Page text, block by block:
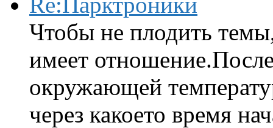
Чтобы не плодить
имеет
окружающей
через какоето время